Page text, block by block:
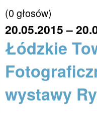
(0 głosów)
20.05.2015 –
Łódzkie
wystawy